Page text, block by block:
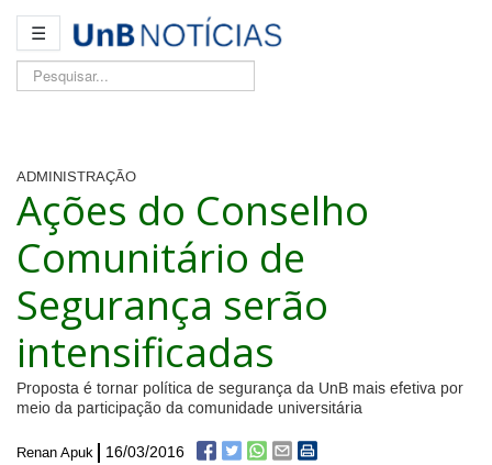
☰
Pesquisar...
ADMINISTRAÇÃO
Ações do Conselho
Comunitário de
Segurança serão
intensificadas
Proposta é tornar política de segurança da UnB mais efetiva por
meio da participação da comunidade universitária
Renan Apuk 16/03/2016